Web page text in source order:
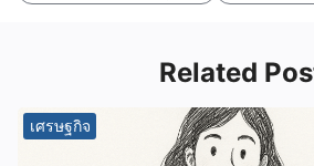
Related
เศรษฐกิจ